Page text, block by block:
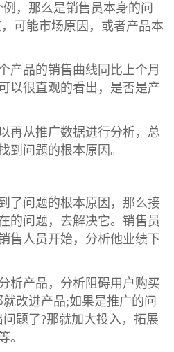
，那么是销售员本身的问
可能市场原因，或者产品本
产品的销售曲线同比上个月
以很直观的看出，是否是产
再从推广数据进行分析，总
到问题的根本原因。
了问题的根本原因，那么接
的问题，去解决它。销售员
售人员开始，分析他业绩下
析产品，分析阻碍用户购买
改进产品;如果是推广的问
题了?那就加大投入，拓展
。